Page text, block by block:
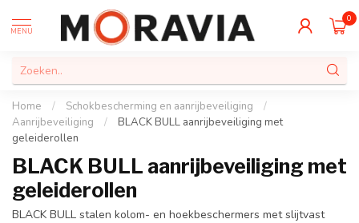
MENU
0
Home / Schokbescherming en aanrijbeveiliging
/
Aanrijbeveiliging
/
BLACK BULL aanrijbeveiliging met
geleiderollen
BLACK BULL aanrijbeveiliging met
geleiderollen
BLACK BULL stalen kolom- en hoekbeschermers met slijtvast